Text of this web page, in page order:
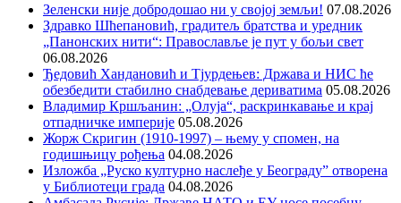
Зеленски није добродошао ни у својој земљи! 07.08.2026
Здравко Шћепановић, градитељ братства и уредник
„Панонских нити“: Православље је пут у бољи свет
06.08.2026
Ђедовић Хандановић и Тјурдењев: Држава и НИС ће
обезбедити стабилно снабдевање дериватима 05.08.2026
Владимир Кршљанин: „Олуја“, раскринкавање и крај
отпадничке империје 05.08.2026
Жорж Скригин (1910-1997) – њему у спомен, на
годишњицу рођења 04.08.2026
Изложба „Руско културно наслеђе у Београду” отворена
у Библиотеци града 04.08.2026